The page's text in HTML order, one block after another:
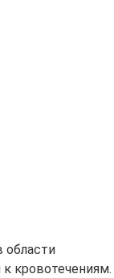
области
кровотечениям.